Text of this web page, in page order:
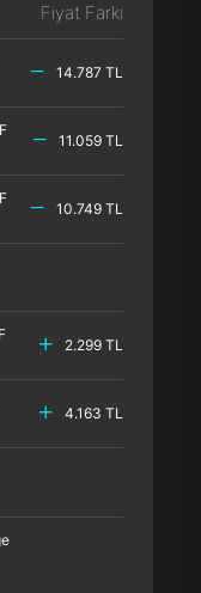
Fiyat Farkı
14.787 TL
11.059 TL
10.749 TL
2.299 TL
4.163 TL